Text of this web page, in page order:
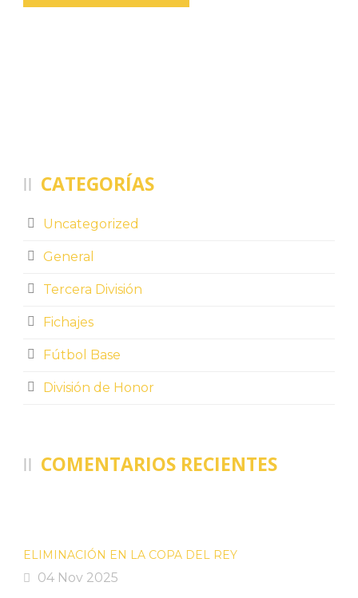
CATEGORÍAS
Uncategorized
General
Tercera División
Fichajes
Fútbol Base
División de Honor
COMENTARIOS RECIENTES
ELIMINACIÓN EN LA COPA DEL REY
04 Nov 2025